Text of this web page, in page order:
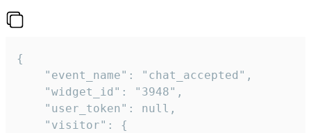
{
    "event_name": "chat_accepted",
    "widget_id": "3948",
    "user_token": null,
    "visitor": {